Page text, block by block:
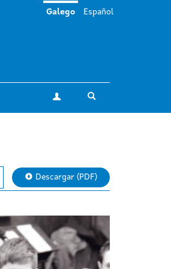
A miña conta
Galego Español
Descargar (PDF)